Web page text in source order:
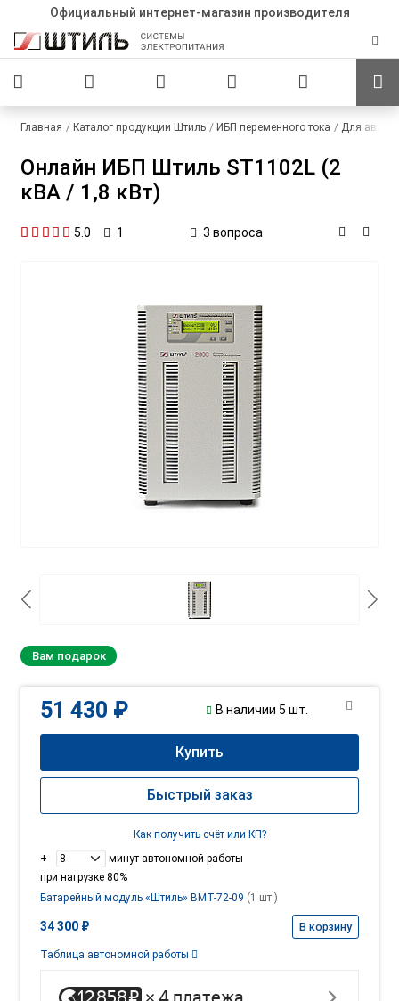
Официальный интернет-магазин производителя
Главная Каталог продукции Штиль ИБП переменного тока Для
Онлайн ИБП Штиль ST1102L (2
кВА / 1,8 кВт)
5.0 1 3 вопроса
Вам подарок
51 430 ₽ В наличии 5 шт.
Купить
Быстрый заказ
Как получить счёт или КП?
+
минут автономной работы
при нагрузке 80%
Батарейный модуль «Штиль» BMT-72-09 (1 шт.)
34 300 ₽ В корзину
Таблица автономной работы